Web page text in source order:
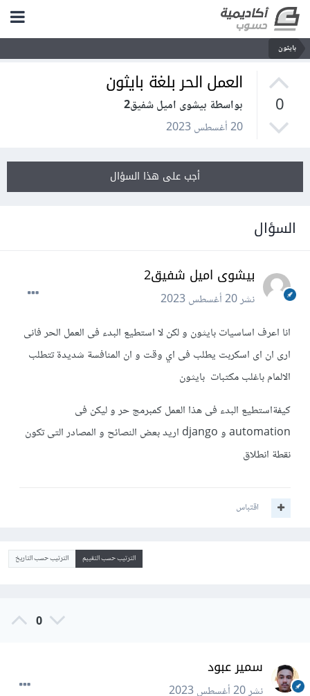
بايثون
0
العمل الحر بلغة بايثون
بواسطة بيشوى اميل شفيق2
20 أغسطس 2023
أجب على هذا السؤال
السؤال
بيشوى اميل شفيق2
نشر20 أغسطس 2023
انا اعرف اساسيات بايثون و لكن لا استطيع البدء فى العمل الحر فانى
ارى ان اى اسكربت يطلب فى اي وقت و ان المنافسة شديدة تتطلب
الالمام باغلب مكتبات بايثون
كيفةاستطيع البدء فى هذا العمل كمبرمج حر و ليكن فى
automation و django اريد بعض النصائح و المصادر التى تكون
نقطة انطلاق
اقتباس
الترتيب حسب التقييم الترتيب حسب التاريخ
0
سمير عبود
نشر20 أغسطس 2023